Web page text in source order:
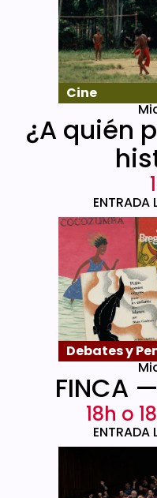
Cine
¿A quién
ENTRADA
Debates y
FINCA
18h o
ENTRADA